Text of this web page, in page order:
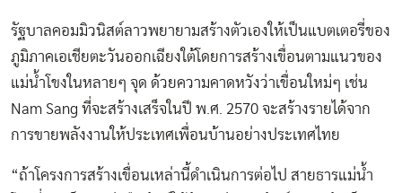
รัฐบาลคอมมิวนิสต์ลาวพยายามสร้างตัวเองให้เป็นแบตเตอรี่ของ
ภูมิภาคเอเชียตะวันออกเฉียงใต้โดยการสร้างเขื่อนตามแนวของ
แม่น้ำโขงในหลายๆ จุด ด้วยความคาดหวังว่าเขื่อนใหม่ๆ เช่น
Nam Sang ที่จะสร้างเสร็จในปี พ.ศ. 2570 จะสร้างรายได้จาก
การขายพลังงานให้ประเทศเพื่อนบ้านอย่างประเทศไทย
“ถ้าโครงการสร้างเขื่อนเหล่านี้ดำเนินการต่อไป สายธารแม่น้ำ